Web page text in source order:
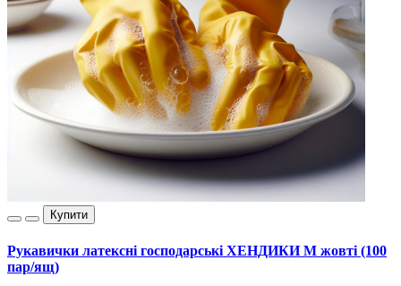
Купити
Рукавички латексні господарські ХЕНДИКИ М жовті (100
пар/ящ)